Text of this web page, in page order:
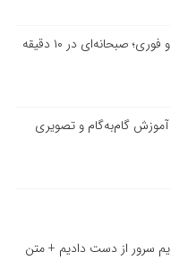
صبحانه‌ای در ۱۰ دقیقه
گام‌به‌گام و تصویری
سرور از دست دادیم + متن